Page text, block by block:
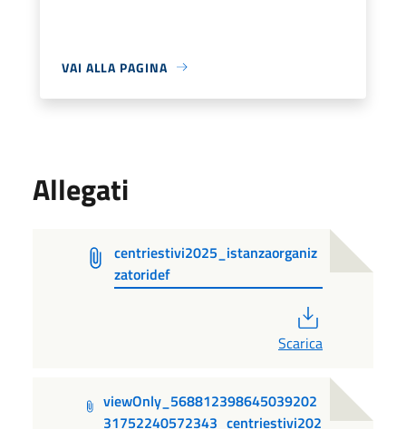
VAI ALLA PAGINA
Allegati
centriestivi2025_istanzaorganiz
zatoridef
Scarica
viewOnly_568812398645039202
31752240572343_centriestivi202